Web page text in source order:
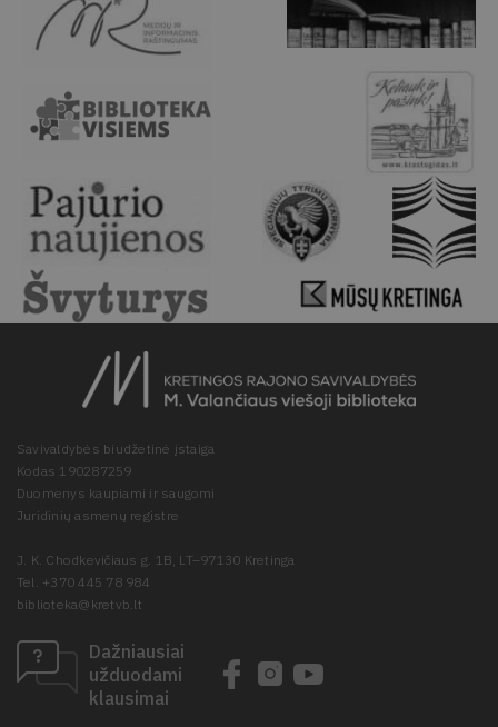
Savivaldybės biudžetinė įstaiga
Kodas 190287259
Duomenys kaupiami ir saugomi
Juridinių asmenų registre
J. K. Chodkevičiaus g. 1B, LT–97130 Kretinga
Tel. +370 445 78 984
biblioteka@kretvb.lt
Dažniausiai
užduodami
klausimai